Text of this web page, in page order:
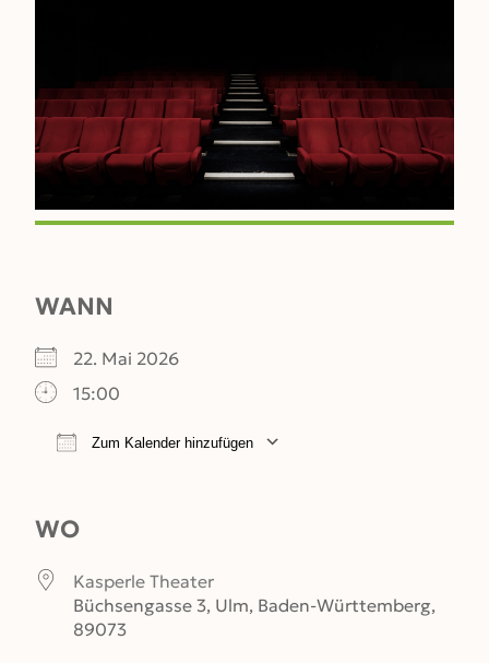
WANN
22. Mai 2026
15:00
Zum Kalender hinzufügen
WO
Kasperle Theater
Büchsengasse 3, Ulm, Baden-Württemberg,
89073